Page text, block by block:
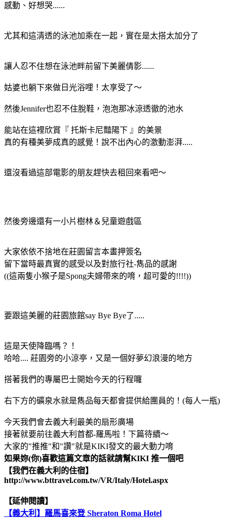
感動、好想哭......
尤其和這清透的泳池加乘在一起，實在是太搭太加分了
讓人忍不住想在泳池畔前留下美麗倩影......
姑婆也躺下來做日光浴哩！太享受了～
然後Jennifer也忍不住脫鞋，泡泡那冰涼透徹的池水
能站在這裡欣賞『 托斯卡尼豔陽下 』的美景
真的有種美夢成真的感覺！說不出內心的激動澎湃.....
還沒看過這部電影的朋友趕快去租回來看吧～
然後旁邊還有一小片樹林＆兒童遊戲區
大家依依不捨地在莊園留言本畫押簽名
留下當時最真實的感受以及對旅行社-雋品的感謝
((這兩隻小猴子是Spong夫婦帶來的唷，超可愛的!!!!))
要跟這美麗的莊園旅館say Bye Bye了.....
這是天使降臨嗎？！
哈哈.... 莊園旁的小涼亭，又是一個好夢幻浪漫的地方
搭著我們的專屬巴士開始今天的行程囉
右下方的礦泉水就是雋品每天都會提供給團員的！(每人一瓶)
今天我們會去義大利最美的扇形廣場
接著就要前往義大利首都-羅馬啦！下篇待續～
大家的"推推"和"讚"就是KIKI發文的最大動力唷
如果妳(你)喜歡這篇文章的話就請幫KIKI 推一個吧
【我們在義大利的住宿】
http://www.bttravel.com.tw/VR/Italy/Hotel.aspx
【延伸閱讀】
【義大利】羅馬喜來登 Sheraton Roma Hotel